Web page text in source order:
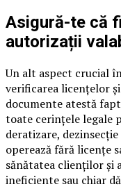
Asigură-te că
autorizații
Un alt aspect crucial
verificarea licențelor
documente atestă
toate cerințele legale
deratizare,
operează fără licențe
sănătatea clienților și
ineficiente sau chiar